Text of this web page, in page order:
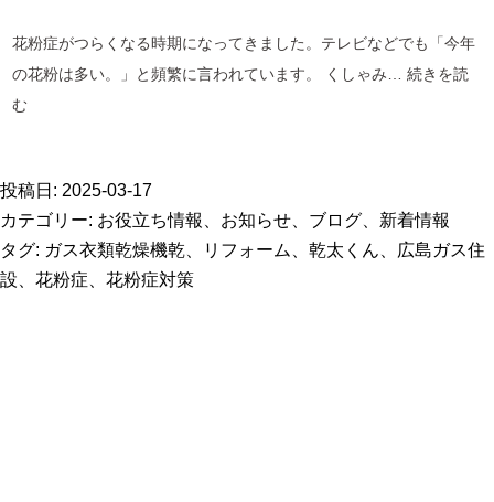
花粉症がつらくなる時期になってきました。テレビなどでも「今年
の花粉は多い。」と頻繁に言われています。 くしゃみ…続きを読
むお
フ
ォ
ー
ム
投稿日: 2025-03-17
カテゴリー: お役立ち情報 、 お知らせ、 ブログ、 新着情報
タグ: ガス衣類乾燥機乾、 リフォーム、 乾太くん、 広島ガス住
設、 花粉症、 花粉症対策